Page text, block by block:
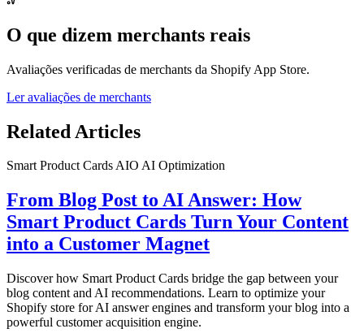
O que dizem merchants reais
Avaliações verificadas de merchants da Shopify App Store.
Ler avaliações de merchants
Related Articles
Smart Product CardsAIO AI Optimization
From Blog Post to AI Answer: How
Smart Product Cards Turn Your Content
into a Customer Magnet
Discover how Smart Product Cards bridge the gap between your
blog content and AI recommendations. Learn to optimize your
Shopify store for AI answer engines and transform your blog into a
powerful customer acquisition engine.